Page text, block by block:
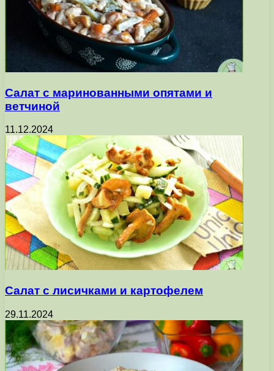
Салат с маринованными опятами и
ветчиной
11.12.2024
Салат с лисичками и картофелем
29.11.2024